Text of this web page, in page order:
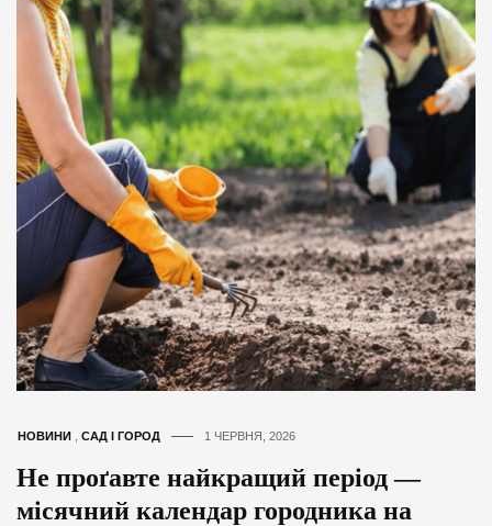
НОВИНИ САД І ГОРОД 1 ЧЕРВНЯ, 2026
Не проґавте найкращий період —
місячний календар городника на